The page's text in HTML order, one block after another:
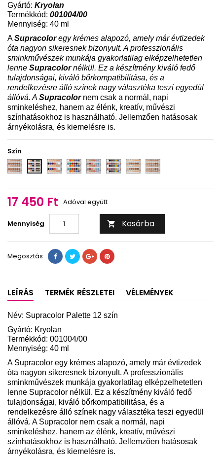
Gyártó: Kryolan
Termékkód: 001004/00
Mennyiség: 40 ml
ASupracoloregy krémes alapozó, amely már évtizedek
óta nagyon sikeresnek bizonyult. A professzionális
sminkművészek munkája gyakorlatilag elképzelhetetlen
lenne Supracolornélkül. Ez a készítmény kiváló fedő
tulajdonságai, kiváló bőrkompatibilitása, és a
rendelkezésre álló színek nagy választéka teszi egyedül
állóvá. A Supracolornem csak a normál, napi
sminkeléshez, hanem az élénk, kreatív, művészi
színhatásokhoz is használható. Jellemzően hatásosak
árnyékolásra, és kiemelésre is.
Szín
1w
-
B Dark FP P SN TT TV
17 450 Ft Adóval együtt
Mennyiség  Kosárba
Megosztás
LEÍRÁS TERMÉK RÉSZLETEI VÉLEMÉNYEK
Név: Supracolor Palette 12 szín
Gyártó: Kryolan
Termékkód: 001004/00
Mennyiség: 40 ml
A Supracolor egy krémes alapozó, amely már évtizedek
óta nagyon sikeresnek bizonyult. A professzionális
sminkművészek munkája gyakorlatilag elképzelhetetlen
lenne Supracolor nélkül. Ez a készítmény kiváló fedő
tulajdonságai, kiváló bőrkompatibilitása, és a
rendelkezésre álló színek nagy választéka teszi egyedül
állóvá. A Supracolor nem csak a normál, napi
sminkeléshez, hanem az élénk, kreatív, művészi
színhatásokhoz is használható. Jellemzően hatásosak
árnyékolásra, és kiemelésre is.